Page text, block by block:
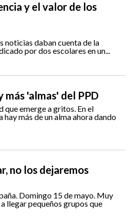
y el valor de los
noticias daban cuenta de la
por dos escolares en un...
más 'almas' del PPD
que emerge a gritos. En el
más de un alma ahora dando
no los dejaremos
Domingo 15 de mayo. Muy
llegar pequeños grupos que